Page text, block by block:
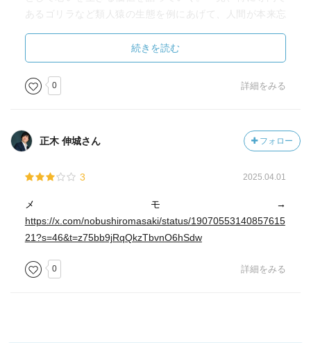
あるゴリラなど類人猿の生態を例にあげて、人間が本来忘
よう、という話かなと思えるが、そうではなかった。あく
まで、類人猿にも、サルにもない、人間だからこうだ、と
いう面にスポットを当てて、老いて生きることをバックア
ップしていく本である。
見境のない性欲を「獣のように」と表現するが、これは全
くの逆だそうである。
の面で礼儀正しい。メスが発情しなければ、オスは発情で
当然かも。動物たちは、繁殖力がなくなったら死んでいく
のに、人間だけはそうでなくなっても生きている。子育て
続きを読む
0 詳細をみる
正木 伸城さん フォロー
3 2025.04.01
メモ→
https://x.com/nobushiromasaki/status/19070553140857615
21?s=46&t=z75bb9jRqQkzTbvnO6hSdw
0 詳細をみる